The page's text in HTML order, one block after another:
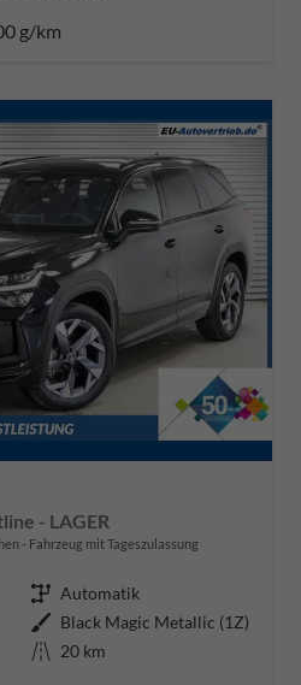
g/km
- LAGER
Fahrzeug mit Tageszulassung
Getriebe Automatik
Außenfarbe Black Magic Metallic (1Z)
Kilometerstand 20 km